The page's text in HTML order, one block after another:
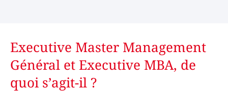
Executive Master Management
Général et Executive MBA, de
quoi s’agit-il ?